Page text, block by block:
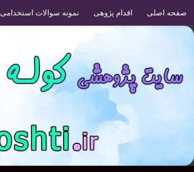
صفحه اصلی اقدام پژوهی نمونه سوالات استخدامی